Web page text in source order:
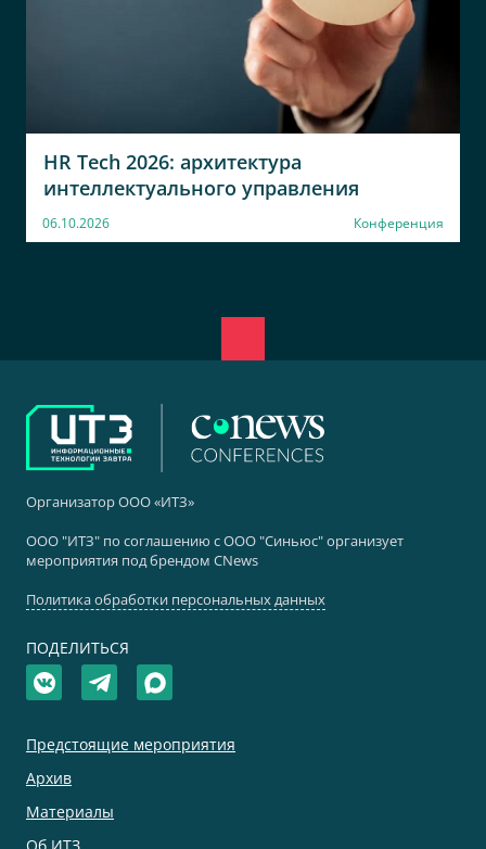
HR Tech 2026: архитектура
интеллектуального управления
06.10.2026 Конференция
Организатор ООО «ИТЗ»
ООО "ИТЗ" по соглашению с ООО "Синьюс" организует
мероприятия под брендом CNews
Политика обработки персональных данных
ПОДЕЛИТЬСЯ
Предстоящие мероприятия
Архив
Материалы